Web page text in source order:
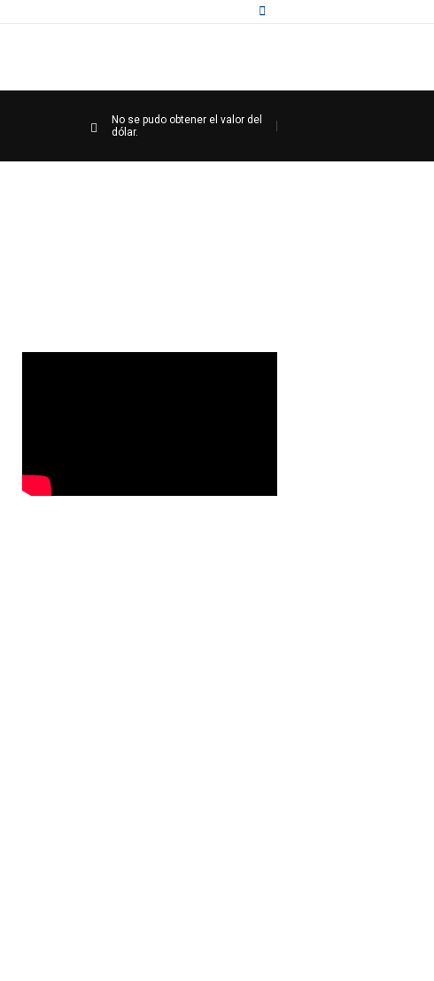
No se pudo obtener el valor del
dólar.